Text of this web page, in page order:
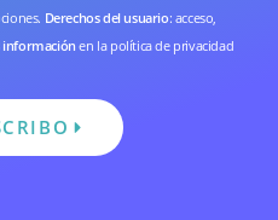
Derechos del usuario: acceso,
informaciónen la política de privacidad